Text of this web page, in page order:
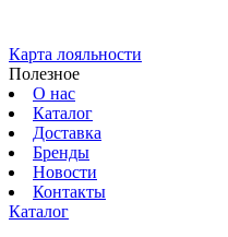
Карта лояльности
Полезное
О нас
Каталог
Доставка
Бренды
Новости
Контакты
Каталог